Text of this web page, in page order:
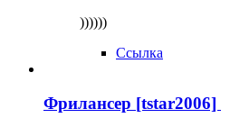
))))))
Ссылка
Фрилансер [tstar2006]